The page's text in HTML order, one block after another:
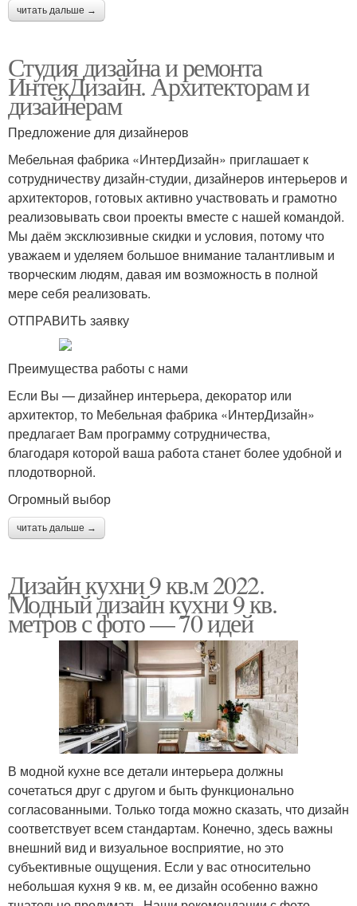
читать дальше →
Студия дизайна и ремонта
ИнтекДизайн. Архитекторам и
дизайнерам
Предложение для дизайнеров
Мебельная фабрика «ИнтерДизайн» приглашает к
сотрудничеству дизайн-студии, дизайнеров интерьеров и
архитекторов, готовых активно участвовать и грамотно
реализовывать свои проекты вместе с нашей командой.
Мы даём эксклюзивные скидки и условия, потому что
уважаем и уделяем большое внимание талантливым и
творческим людям, давая им возможность в полной
мере себя реализовать.
ОТПРАВИТЬ заявку
Преимущества работы с нами
Если Вы — дизайнер интерьера, декоратор или
архитектор, то Мебельная фабрика «ИнтерДизайн»
предлагает Вам программу сотрудничества,
благодаря которой ваша работа станет более удобной и
плодотворной.
Огромный выбор
читать дальше →
Дизайн кухни 9 кв.м 2022.
Модный дизайн кухни 9 кв.
метров с фото — 70 идей
В модной кухне все детали интерьера должны
сочетаться друг с другом и быть функционально
согласованными. Только тогда можно сказать, что дизайн
соответствует всем стандартам. Конечно, здесь важны
внешний вид и визуальное восприятие, но это
субъективные ощущения. Если у вас относительно
небольшая кухня 9 кв. м, ее дизайн особенно важно